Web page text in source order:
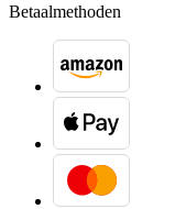
Betaalmethoden